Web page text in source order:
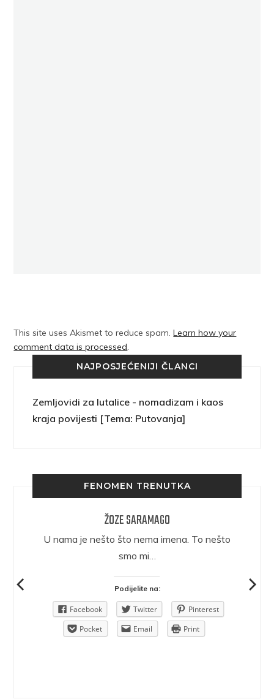
This site uses Akismet to reduce spam.Learn how your
comment data is processed.
NAJPOSJEĆENIJI ČLANCI
Zemljovidi za lutalice - nomadizam i kaos
kraja povijesti [Tema: Putovanja]
FENOMEN TRENUTKA
ŽOZE SARAMAGO
U nama je nešto što nema imena. To nešto
smo mi…
Podijelite na:
Facebook Twitter
Pinterest
Pocket
Email Print